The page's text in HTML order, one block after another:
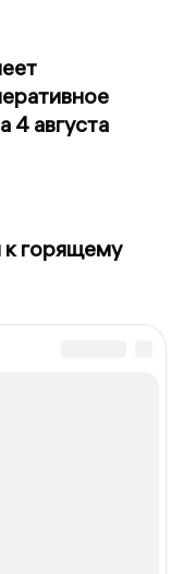
4 августа
горящему